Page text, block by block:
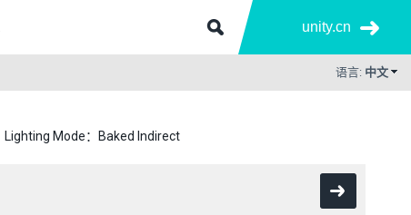
unity.cn
语言: 中文
Lighting Mode：Baked Indirect